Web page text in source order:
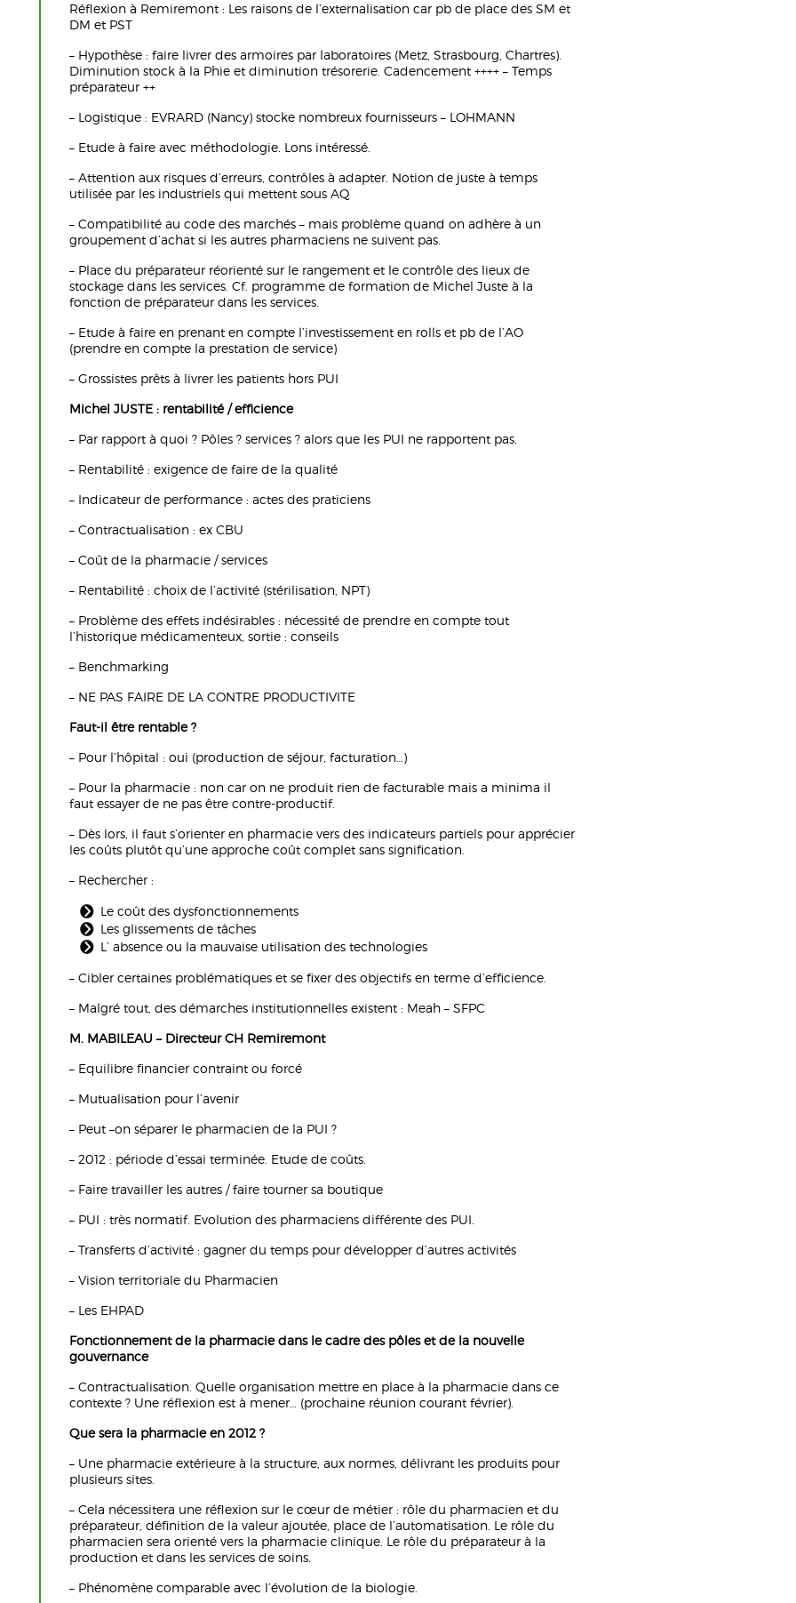
Réflexion à Remiremont : Les raisons de l’externalisation car pb de place des SM et
DM et PST
– Hypothèse : faire livrer des armoires par laboratoires (Metz, Strasbourg, Chartres).
Diminution stock à la Phie et diminution trésorerie. Cadencement ++++ – Temps
préparateur ++
– Logistique : EVRARD (Nancy) stocke nombreux fournisseurs – LOHMANN
– Etude à faire avec méthodologie. Lons intéressé.
– Attention aux risques d’erreurs, contrôles à adapter. Notion de juste à temps
utilisée par les industriels qui mettent sous AQ
– Compatibilité au code des marchés – mais problème quand on adhère à un
groupement d’achat si les autres pharmaciens ne suivent pas.
– Place du préparateur réorienté sur le rangement et le contrôle des lieux de
stockage dans les services. Cf. programme de formation de Michel Juste à la
fonction de préparateur dans les services.
– Etude à faire en prenant en compte l’investissement en rolls et pb de l’AO
(prendre en compte la prestation de service)
– Grossistes prêts à livrer les patients hors PUI
Michel JUSTE : rentabilité / efficience
– Par rapport à quoi ? Pôles ? services ? alors que les PUI ne rapportent pas.
– Rentabilité : exigence de faire de la qualité
– Indicateur de performance : actes des praticiens
– Contractualisation : ex CBU
– Coût de la pharmacie / services
– Rentabilité : choix de l’activité (stérilisation, NPT)
– Problème des effets indésirables : nécessité de prendre en compte tout
l’historique médicamenteux, sortie : conseils
– Benchmarking
– NE PAS FAIRE DE LA CONTRE PRODUCTIVITE
Faut-il être rentable ?
– Pour l’hôpital : oui (production de séjour, facturation…)
– Pour la pharmacie : non car on ne produit rien de facturable mais a minima il
faut essayer de ne pas être contre-productif.
– Dès lors, il faut s’orienter en pharmacie vers des indicateurs partiels pour apprécier
les coûts plutôt qu’une approche coût complet sans signification.
– Rechercher :
Le coût des dysfonctionnements
Les glissements de tâches
L’ absence ou la mauvaise utilisation des technologies
– Cibler certaines problématiques et se fixer des objectifs en terme d’efficience.
– Malgré tout, des démarches institutionnelles existent : Meah – SFPC
M. MABILEAU – Directeur CH Remiremont
– Equilibre financier contraint ou forcé
– Mutualisation pour l’avenir
– Peut –on séparer le pharmacien de la PUI ?
– 2012 : période d’essai terminée. Etude de coûts.
– Faire travailler les autres / faire tourner sa boutique
– PUI : très normatif. Evolution des pharmaciens différente des PUI.
– Transferts d’activité : gagner du temps pour développer d’autres activités
– Vision territoriale du Pharmacien
– Les EHPAD
Fonctionnement de la pharmacie dans le cadre des pôles et de la nouvelle
gouvernance
– Contractualisation. Quelle organisation mettre en place à la pharmacie dans ce
contexte ? Une réflexion est à mener… (prochaine réunion courant février).
Que sera la pharmacie en 2012 ?
– Une pharmacie extérieure à la structure, aux normes, délivrant les produits pour
plusieurs sites.
– Cela nécessitera une réflexion sur le cœur de métier : rôle du pharmacien et du
préparateur, définition de la valeur ajoutée, place de l’automatisation. Le rôle du
pharmacien sera orienté vers la pharmacie clinique. Le rôle du préparateur à la
production et dans les services de soins.
– Phénomène comparable avec l’évolution de la biologie.